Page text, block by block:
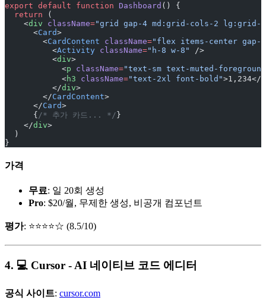
export default function Dashboard () {
  return
(
    <
div className="grid gap-4 md:grid-cols-2 lg:grid-
      <
Card>
        <
CardContent className="flex items-center gap-
          <
Activity className="h-8 w-8"
/>
          <
div>
            <
p className="text-sm text-muted-
            <
h3 className="text-2xl font-bold">1,234</
          </
div>
        </
CardContent>
      </
Card>
      {
/* 추가 카드... */}
    </
div>
  )
}
가격
무료: 일 20회 생성
Pro: $20/월, 무제한 생성, 비공개 컴포넌트
평가: ⭐⭐⭐⭐☆ (8.5/10)
4. 💻 Cursor - AI 네이티브 코드 에디터
공식 사이트: cursor.com